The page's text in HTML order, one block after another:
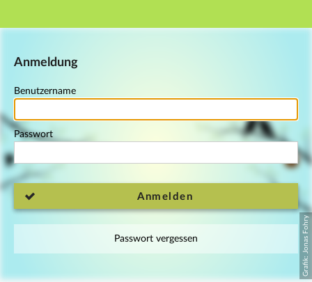
Hauptnavigation
Anmeldung
Benutzername
Passwort
Anmelden
Passwort vergessen